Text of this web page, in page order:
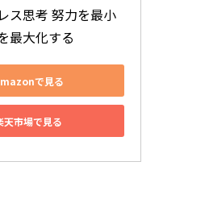
ス思考 努力を最小
最大化する
で見る
天市場で見る